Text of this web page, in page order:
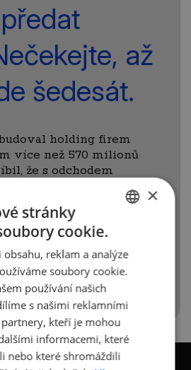
až
šedesát.
holding firem
více než 570 milionů
že s odchodem
se také stalo. Podělil se
s předáním firem
příslušníků.
zde >>. ENGLISH
×
stránky
cookie.
obsahu, reklam a analýze
soubory cookie.
používání našich
s našimi reklamními
kteří je mohou
informacemi, které
nebo které shromáždili